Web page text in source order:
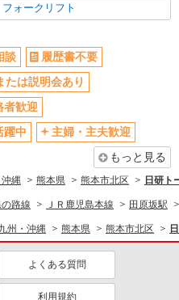
面サポート／小規模デイ
制度あり
2062円 ＜日払い有/週払い有/交
詳細を見る
数グルホで利用者さんと家事
いOK
フォークリフト
談
履歴書不要
たは説明会あり
者歓迎
躍中
主婦・主夫歓迎
もっと見る
沖縄 熊本県 熊本市北区 日研ト
路線 ＪＲ鹿児島本線 田原坂駅
州・沖縄 熊本県 熊本市北区
よくある質問
利用規約